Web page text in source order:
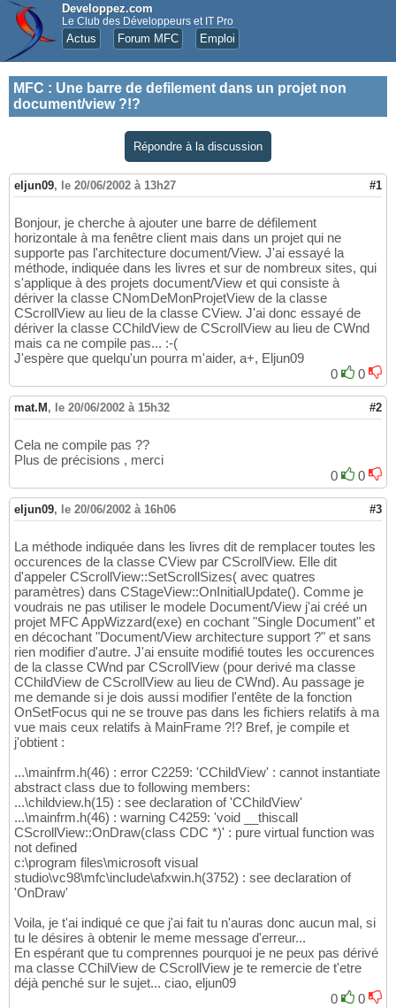
Developpez.com
Le Club des Développeurs et IT Pro
Actus Forum MFC Emploi
MFC : Une barre de defilement dans un projet non
document/view ?!?
Répondre à la discussion
eljun09, le 20/06/2002 à 13h27 #1
Bonjour, je cherche à ajouter une barre de défilement
horizontale à ma fenêtre client mais dans un projet qui ne
supporte pas l'architecture document/View. J'ai essayé la
méthode, indiquée dans les livres et sur de nombreux sites, qui
s'applique à des projets document/View et qui consiste à
dériver la classe CNomDeMonProjetView de la classe
CScrollView au lieu de la classe CView. J'ai donc essayé de
dériver la classe CChildView de CScrollView au lieu de CWnd
mais ca ne compile pas... :-(
J'espère que quelqu'un pourra m'aider, a+, Eljun09
0
0
mat.M , le 20/06/2002 à 15h32 #2
Cela ne compile pas ??
Plus de précisions , merci
0
0
eljun09, le 20/06/2002 à 16h06 #3
La méthode indiquée dans les livres dit de remplacer toutes les
occurences de la classe CView par CScrollView. Elle dit
d'appeler CScrollView::SetScrollSizes( avec quatres
paramètres) dans CStageView::OnInitialUpdate(). Comme je
voudrais ne pas utiliser le modele Document/View j'ai créé un
projet MFC AppWizzard(exe) en cochant "Single Document" et
en décochant "Document/View architecture support ?" et sans
rien modifier d'autre. J'ai ensuite modifié toutes les occurences
de la classe CWnd par CScrollView (pour derivé ma classe
CChildView de CScrollView au lieu de CWnd). Au passage je
me demande si je dois aussi modifier l'entête de la fonction
OnSetFocus qui ne se trouve pas dans les fichiers relatifs à ma
vue mais ceux relatifs à MainFrame ?!? Bref, je compile et
j'obtient :
...\mainfrm.h(46) : error C2259: 'CChildView' : cannot instantiate
abstract class due to following members:
...\childview.h(15) : see declaration of 'CChildView'
...\mainfrm.h(46) : warning C4259: 'void __thiscall
CScrollView::OnDraw(class CDC *)' : pure virtual function was
not defined
c:\program files\microsoft visual
studio\vc98\mfc\include\afxwin.h(3752) : see declaration of
'OnDraw'
Voila, je t'ai indiqué ce que j'ai fait tu n'auras donc aucun mal, si
tu le désires à obtenir le meme message d'erreur...
En espérant que tu comprennes pourquoi je ne peux pas dérivé
ma classe CChilView de CScrollView je te remercie de t'etre
déjà penché sur le sujet... ciao, eljun09
0
0